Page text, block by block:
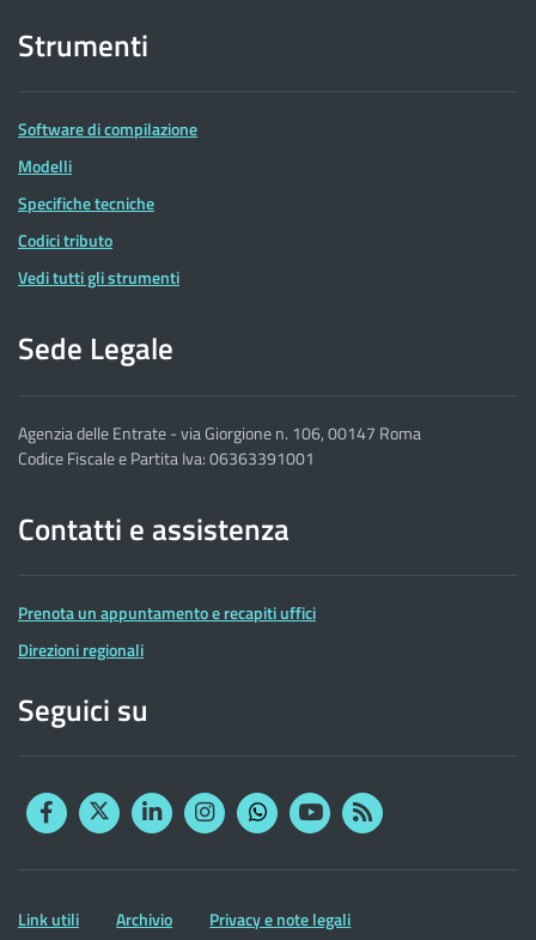
Strumenti
Software di compilazione
Modelli
Specifiche tecniche
Codici tributo
Vedi tutti gli strumenti
Sede Legale
Agenzia delle Entrate - via Giorgione n. 106, 00147 Roma
Codice Fiscale e Partita Iva: 06363391001
Contatti e assistenza
Prenota un appuntamento e recapiti uffici
Direzioni regionali
Seguici su
FacebookTwitterLinkedinInstagram
YouTubeRSS
Altre
Link utili Archivio Privacy e note legali